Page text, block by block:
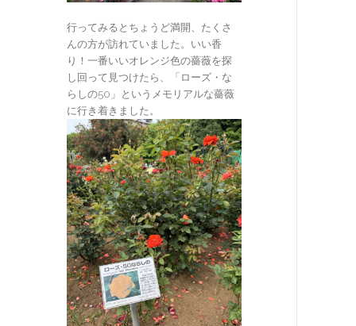
行ってみるとちょうど満開、たくさ
んの方が訪れていました。いい香
り！一番いいオレンジ色の薔薇を探
し回って見つけたら、「ローズ・な
らしの50」というメモリアルな薔薇
に行き着きました。